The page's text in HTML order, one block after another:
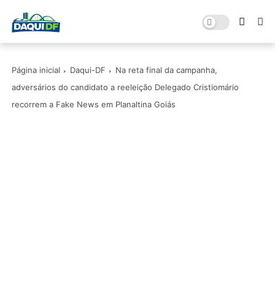
Página inicial Daqui-DF
Na reta final da campanha,
adversários do candidato a reeleição Delegado Cristiomário
recorrem a Fake News em Planaltina Goiás